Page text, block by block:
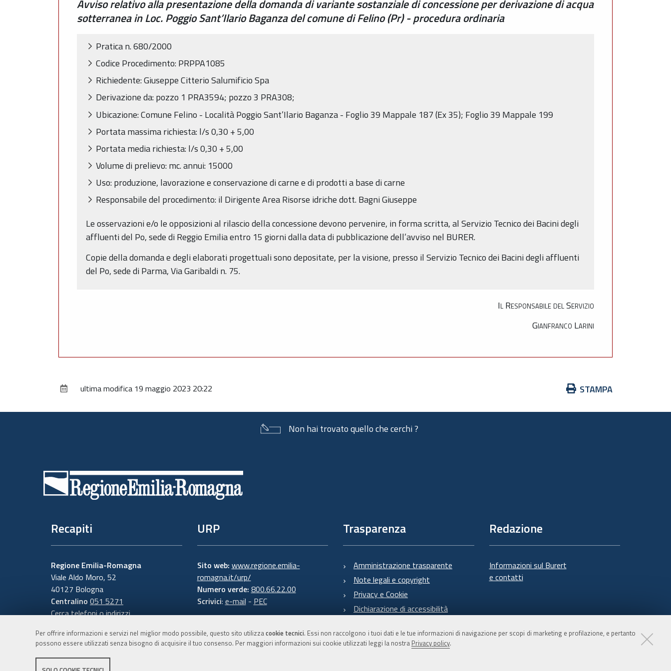
Per offrire informazioni e servizi nel miglior modo possibile, questo sito utilizzacookie tecnici. Essi non raccolgono i tuoi dati e le tue informazioni di navigazione per scopi di marketing e profilazione, e pertanto
possono essere utilizzati senza bisogno di acquisire il tuo consenso. Per maggiori informazioni sui cookie utilizzati leggi la nostra Privacy policy.
Avviso relativo alla presentazione della domanda di variante sostanziale di concessione per derivazione di acqua
sotterranea in Loc. Poggio Sant’Ilario Baganza del comune di Felino (Pr) - procedura ordinaria
Pratica n. 680/2000
Codice Procedimento: PRPPA1085
Richiedente: Giuseppe Citterio Salumificio Spa
Derivazione da: pozzo 1 PRA3594; pozzo 3 PRA308;
Ubicazione: Comune Felino - Località Poggio Sant’Ilario Baganza - Foglio 39 Mappale 187 (Ex 35); Foglio 39 Mappale 199
Portata massima richiesta: l/s 0,30 + 5,00
Portata media richiesta: l/s 0,30 + 5,00
Volume di prelievo: mc. annui: 15000
Uso: produzione, lavorazione e conservazione di carne e di prodotti a base di carne
Responsabile del procedimento: il Dirigente Area Risorse idriche dott. Bagni Giuseppe
Le osservazioni e/o le opposizioni al rilascio della concessione devono pervenire, in forma scritta, al Servizio Tecnico dei Bacini degli
affluenti del Po, sede di Reggio Emilia entro 15 giorni dalla data di pubblicazione dell’avviso nel BURER.
Copie della domanda e degli elaborati progettuali sono depositate, per la visione, presso il Servizio Tecnico dei Bacini degli affluenti
del Po, sede di Parma, Via Garibaldi n. 75.
Il Responsabile del Servizio
Gianfranco Larini
Azioni
documento
STAMPA
ultima modifica 19 maggio 2023 20:22
Non hai trovato quello che cerchi ?
Recapiti
Regione Emilia-Romagna
Viale Aldo Moro, 52
40127 Bologna
Centralino 051 5271
Cerca telefoni o indirizzi
URP
Sito web: www.regione.emilia-
romagna.it/urp/
Numero verde: 800.66.22.00
Scrivici: e-mail - PEC
Trasparenza
Amministrazione trasparente
Note legali e copyright
Privacy e Cookie
Dichiarazione di accessibilità
Redazione
Informazioni sul Burert
e contatti